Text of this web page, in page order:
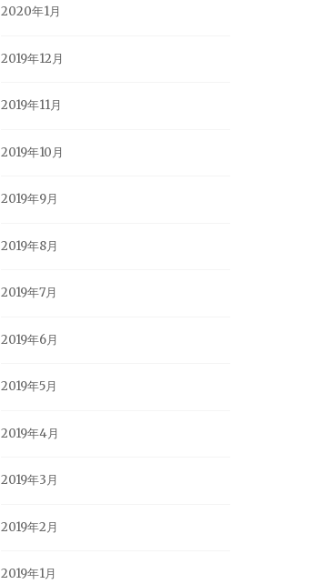
2020年1月
2019年12月
2019年11月
2019年10月
2019年9月
2019年8月
2019年7月
2019年6月
2019年5月
2019年4月
2019年3月
2019年2月
2019年1月